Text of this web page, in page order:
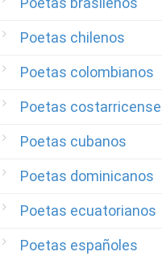
Poetas chilenos
Poetas colombianos
Poetas
Poetas cubanos
Poetas dominicanos
Poetas ecuatorianos
Poetas españoles